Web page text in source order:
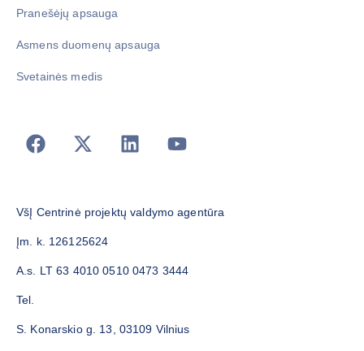
Pranešėjų apsauga
Asmens duomenų apsauga
Svetainės medis
VšĮ Centrinė projektų valdymo agentūra
Įm. k. 126125624
A.s. LT 63 4010 0510 0473 3444
Tel.
S. Konarskio g. 13, 03109 Vilnius